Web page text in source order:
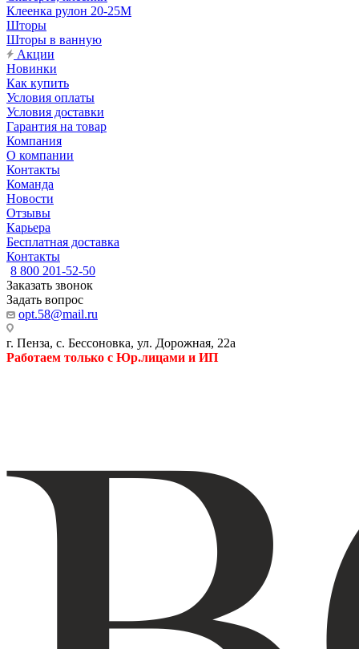
Клеенка рулон 20-25М
Шторы
Шторы в ванную
Акции
Новинки
Как купить
Условия оплаты
Условия доставки
Гарантия на товар
Компания
О компании
Контакты
Команда
Новости
Отзывы
Карьера
Бесплатная доставка
Контакты
8 800 201-52-50
Заказать звонок
Задать вопрос
opt.58@mail.ru
г. Пенза, с. Бессоновка, ул. Дорожная, 22а
Работаем только с Юр.лицами и ИП